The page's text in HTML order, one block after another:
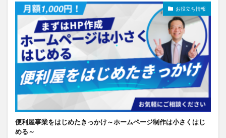
お役立ち情報
便利屋事業をはじめたきっかけ～ホームページ制作は小さくはじ
める～